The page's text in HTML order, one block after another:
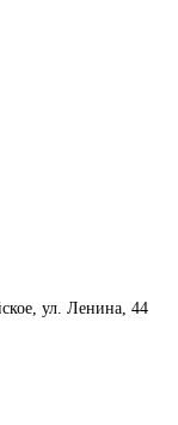
ул. Ленина, 44